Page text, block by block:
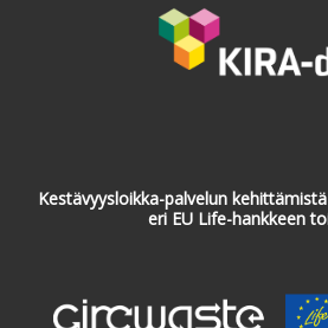
Kestävyysloikka-palvelun
eri EU Life-hankkeen